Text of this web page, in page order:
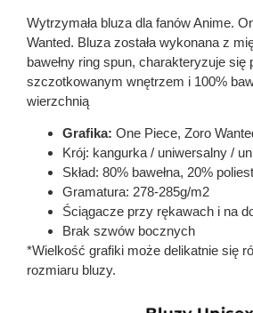
Wytrzymała bluza dla fanów Anime.
Wanted. Bluza została wykonana z
bawełny ring spun, charakteryzuje się
szczotkowanym wnętrzem i 100%
wierzchnią
Grafika: One Piece, Zoro
Krój: kangurka / uniwersalny /
Skład: 80% bawełna, 20%
Gramatura: 278-285g/m2
Ściągacze przy rękawach i na
Brak szwów bocznych
*Wielkość grafiki może delikatnie się
rozmiaru bluzy.